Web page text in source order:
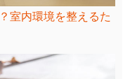
室内環境を整えるた